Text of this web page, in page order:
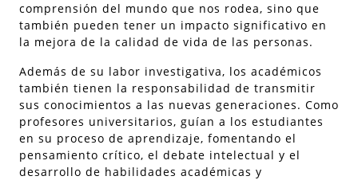
comprensión del mundo que nos rodea, sino que
también pueden tener un impacto significativo en
la mejora de la calidad de vida de las personas.
Además de su labor investigativa, los académicos
también tienen la responsabilidad de transmitir
sus conocimientos a las nuevas generaciones. Como
profesores universitarios, guían a los estudiantes
en su proceso de aprendizaje, fomentando el
pensamiento crítico, el debate intelectual y el
desarrollo de habilidades académicas y